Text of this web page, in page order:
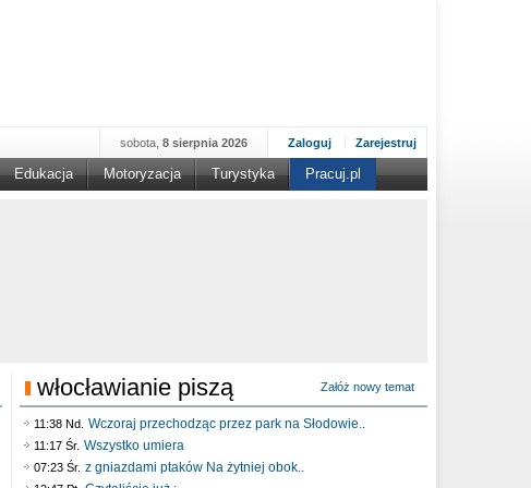
Zaloguj Zarejestruj
sobota, 8 sierpnia 2026
Edukacja Motoryzacja Turystyka Pracuj.pl
włocławianie piszą Załóż nowy temat
11:38 Nd. Wczoraj przechodząc przez park na Słodowie..
11:17 Śr. Wszystko umiera
07:23 Śr. z gniazdami ptaków Na żytniej obok..